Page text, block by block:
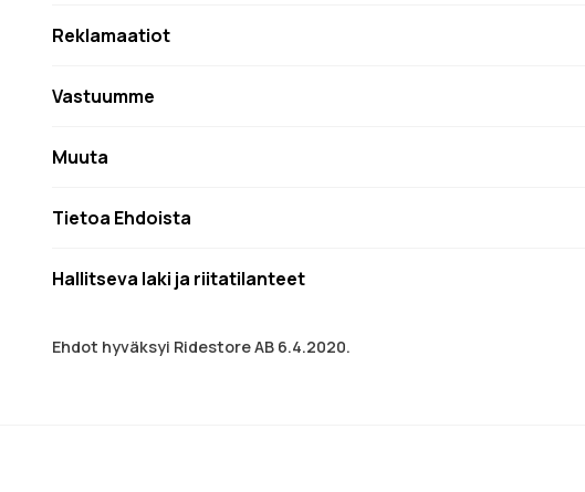
Reklamaatiot
Vastuumme
Muuta
Tietoa Ehdoista
Hallitseva laki ja riitatilanteet
Ehdot hyväksyi Ridestore AB 6.4.2020.